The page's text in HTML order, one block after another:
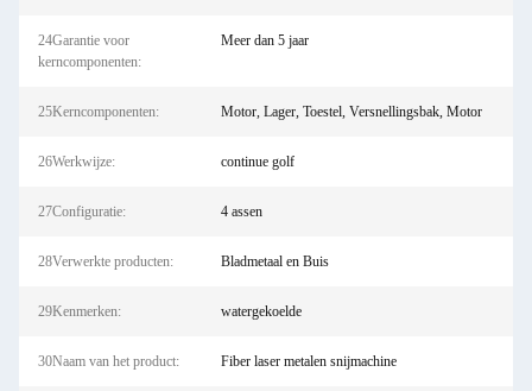
24Garantie voor
kerncomponenten:
Meer dan 5 jaar
25Kerncomponenten: Motor, Lager, Toestel, Versnellingsbak, Motor
26Werkwijze: continue golf
27Configuratie: 4 assen
28Verwerkte producten: Bladmetaal en Buis
29Kenmerken: watergekoelde
30Naam van het product: Fiber laser metalen snijmachine